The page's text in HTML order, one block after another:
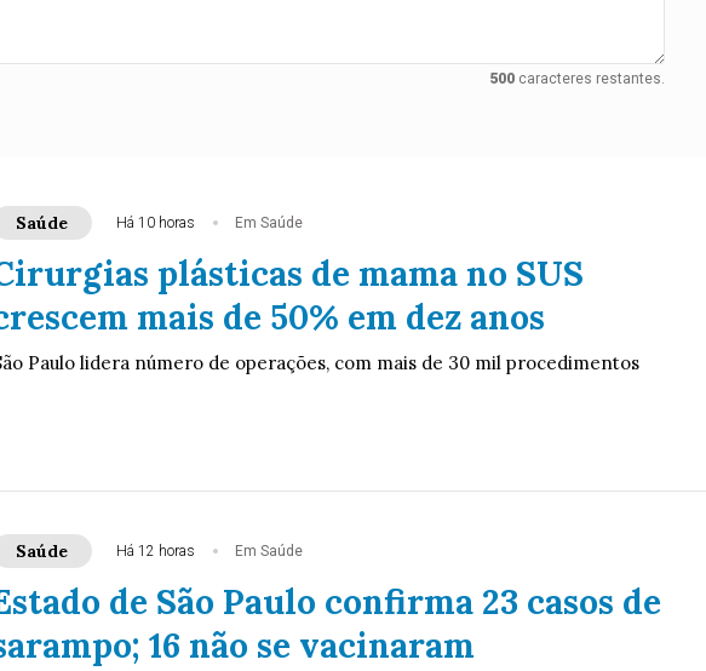
500caracteres restantes.
Saúde Há 10 horas Em Saúde
plásticas de mama no SUS
mais de 50% em dez anos
Paulo lidera número de operações, com mais de 30 mil procedimentos
Saúde Há 12 horas Em Saúde
de São Paulo confirma 23 casos de
16 não se vacinaram